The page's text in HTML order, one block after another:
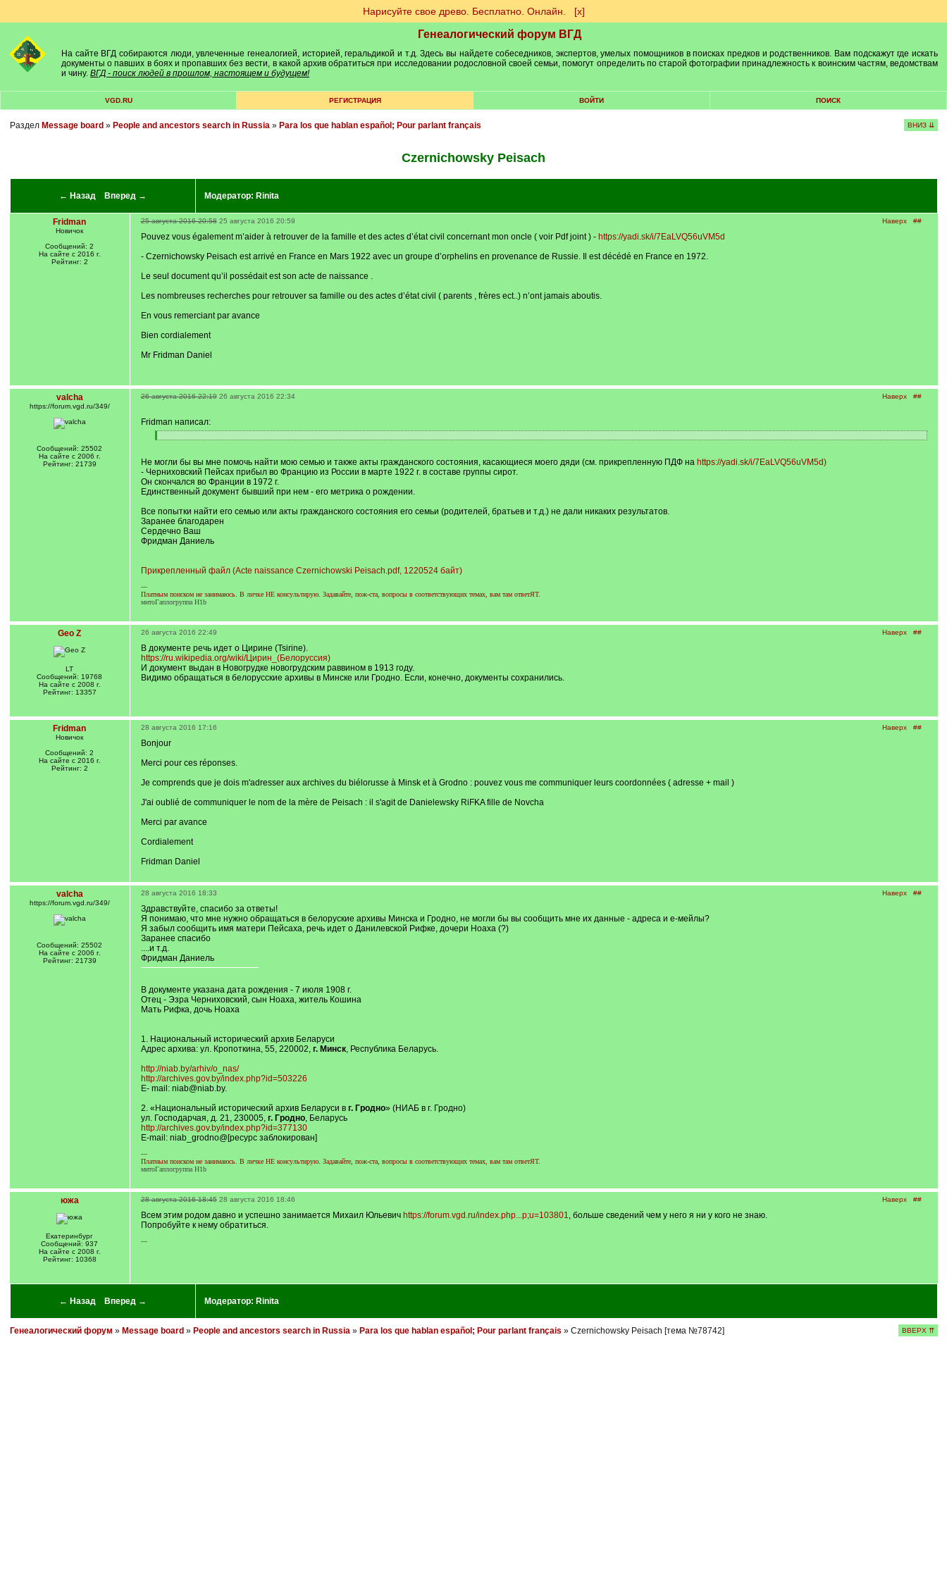
Нарисуйте свое древо. Бесплатно. Онлайн. [х]
Генеалогический форум ВГД
На сайте ВГД собираются люди, увлеченные генеалогией, историей, геральдикой и т.д. Здесь вы найдете собеседников, экспертов, умелых помощников в поисках предков и родственников. Вам подскажут где искать
документы о павших в боях и пропавших без вести, в какой архив обратиться при исследовании родословной своей семьи, помогут определить по старой фотографии принадлежность к воинским частям, ведомствам
и чину. ВГД - поиск людей в прошлом, настоящем и будущем!
VGD.RU РЕГИСТРАЦИЯ ВОЙТИ ПОИСК
Раздел Message board » People and ancestors search in Russia» Para los que hablan español; Pour parlant français ВНИЗ ⇊
Czernichowsky Peisach
← Назад Вперед → Модератор: Rinita
Fridman
Новичок
Сообщений: 2
На сайте с 2016 г.
Рейтинг: 2
Наверх ##
25 августа 2016 20:58 25 августа 2016 20:59
Pouvez vous également m’aider à retrouver de la famille et des actes d’état civil concernant mon oncle ( voir Pdf joint ) - https://yadi.sk/i/7EaLVQ56uVM5d
- Czernichowsky Peisach est arrivé en France en Mars 1922 avec un groupe d’orphelins en provenance de Russie. Il est décédé en France en 1972.
Le seul document qu’il possédait est son acte de naissance .
Les nombreuses recherches pour retrouver sa famille ou des actes d’état civil ( parents , frères ect..) n’ont jamais aboutis.
En vous remerciant par avance
Bien cordialement
Mr Fridman Daniel
valcha
https://forum.vgd.ru/349/
Сообщений: 25502
На сайте с 2006 г.
Рейтинг: 21739
Наверх ##
26 августа 2016 22:19 26 августа 2016 22:34
Fridman написал:
[[
]
Не могли бы вы мне помочь найти мою семью и также акты гражданского состояния, касающиеся моего дяди (см. прикрепленную ПДФ на https://yadi.sk/i/7EaLVQ56uVM5d)
- Черниховский Пейсах прибыл во Францию из России в марте 1922 г. в составе группы сирот.
Он скончался во Франции в 1972 г.
Единственный документ бывший при нем - его метрика о рождении.
Все попытки найти его семью или акты гражданского состояния его семьи (родителей, братьев и т.д.) не дали никаких результатов.
Заранее благодарен
Сердечно Ваш
Фридман Даниель
Прикрепленный файл (Acte naissance Czernichowski Peisach.pdf, 1220524 байт)
---
Платным поиском не занимаюсь. В личке НЕ консультирую. Задавайте, пож-ста, вопросы в соответствующих темах, вам там ответЯТ.
митоГаплогруппа H1b
Geo Z
LT
Сообщений: 19768
На сайте с 2008 г.
Рейтинг: 13357
Наверх ##
26 августа 2016 22:49
В документе речь идет о Цирине (Tsirine).
https://ru.wikipedia.org/wiki/Цирин_(Белоруссия)
И документ выдан в Новогрудке новогрудским раввином в 1913 году.
Видимо обращаться в белорусские архивы в Минске или Гродно. Если, конечно, документы сохранились.
Fridman
Новичок
Сообщений: 2
На сайте с 2016 г.
Рейтинг: 2
Наверх ##
28 августа 2016 17:16
Bonjour
Merci pour ces réponses.
Je comprends que je dois m'adresser aux archives du biélorusse à Minsk et à Grodno : pouvez vous me communiquer leurs coordonnées ( adresse + mail )
J'ai oublié de communiquer le nom de la mère de Peisach : il s'agit de Danielewsky RiFKA fille de Novcha
Merci par avance
Cordialement
Fridman Daniel
valcha
https://forum.vgd.ru/349/
Сообщений: 25502
На сайте с 2006 г.
Рейтинг: 21739
Наверх ##
28 августа 2016 18:33
Здравствуйте, спасибо за ответы!
Я понимаю, что мне нужно обращаться в белоруские архивы Минска и Гродно, не могли бы вы сообщить мне их данные - адреса и е-мейлы?
Я забыл сообщить имя матери Пейсаха, речь идет о Данилевской Рифке, дочери Ноаха (?)
Заранее спасибо
....и т.д.
Фридман Даниель
В документе указана дата рождения - 7 июля 1908 г.
Отец - Эзра Черниховский, сын Ноаха, житель Кошина
Мать Рифка, дочь Ноаха
1. Национальный исторический архив Беларуси
Адрес архива: ул. Кропоткина, 55, 220002, г. Минск, Республика Беларусь.
http://niab.by/arhiv/o_nas/
http://archives.gov.by/index.php?id=503226
E- mail: niab@niab.by.
2. «Национальный исторический архив Беларуси в г. Гродно» (НИАБ в г. Гродно)
ул. Господарчая, д. 21, 230005,г. Гродно, Беларусь
http://archives.gov.by/index.php?id=377130
E-mail: niab_grodno@[ресурс заблокирован]
---
Платным поиском не занимаюсь. В личке НЕ консультирую. Задавайте, пож-ста, вопросы в соответствующих темах, вам там ответЯТ.
митоГаплогруппа H1b
южа
Екатеринбург
Сообщений: 937
На сайте с 2008 г.
Рейтинг: 10368
Наверх ##
28 августа 2016 18:45 28 августа 2016 18:46
Всем этим родом давно и успешно занимается Михаил Юльевич https://forum.vgd.ru/index.php...p;u=103801, больше сведений чем у него я ни у кого не знаю.
Попробуйте к нему обратиться.
---
← Назад Вперед → Модератор: Rinita
Генеалогический форум » Message board » People and ancestors search in Russia» Para los que hablan español; Pour parlant français » Czernichowsky Peisach [тема №78742] ВВЕРХ ⇈